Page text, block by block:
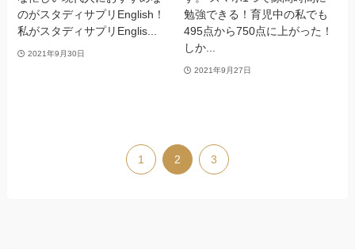
のがスタディサプリEnglish！
私がスタディサプリEnglis...
2021年9月30日
勉強できる！育児中の私でも
495点から750点に上がった！
しか...
2021年9月27日
1 2 3